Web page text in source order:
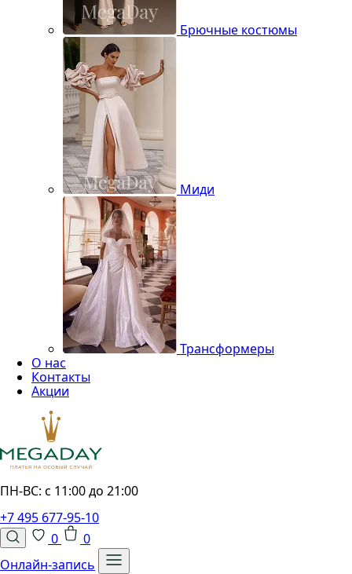
Брючные костюмы
Миди
Трансформеры
О нас
Контакты
Акции
ПН-ВС: с 11:00 до 21:00
+7 495 677-95-10
0
0
Онлайн-запись